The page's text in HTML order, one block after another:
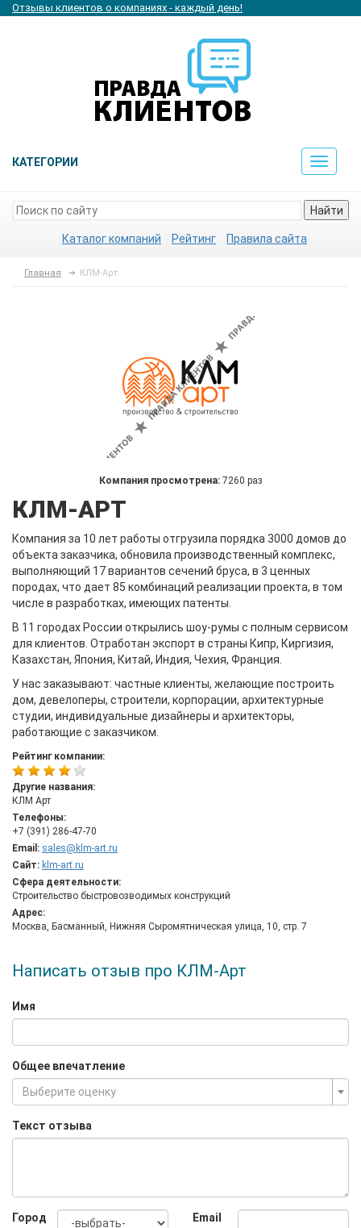
Отзывы клиентов о компаниях - каждый день!
КАТЕГОРИИ
Toggle
Найти
Каталог компаний Рейтинг Правила сайта
Главная КЛМ-Арт
Компания просмотрена: 7260 раз
КЛМ-АРТ
Компания за 10 лет работы отгрузила порядка 3000 домов до
объекта заказчика, обновила производственный комплекс,
выполняющий 17 вариантов сечений бруса, в 3 ценных
породах, что дает 85 комбинаций реализации проекта, в том
числе в разработках, имеющих патенты.
В 11 городах России открылись шоу-румы с полным сервисом
для клиентов. Отработан экспорт в страны Кипр, Киргизия,
Казахстан, Япония, Китай, Индия, Чехия, Франция.
У нас заказывают: частные клиенты, желающие построить
дом, девелоперы, строители, корпорации, архитектурные
студии, индивидуальные дизайнеры и архитекторы,
работающие с заказчиком.
Рейтинг компании:
Другие названия:
КЛМ Арт
Телефоны:
+7 (391) 286-47-70
Email: sales@klm-art.ru
Сайт: klm-art.ru
Сфера деятельности:
Строительство быстровозводимых конструкций
Адрес:
Москва, Басманный, Нижняя Сыромятническая улица, 10, стр. 7
Написать отзыв про КЛМ-Арт
Имя
Общее впечатление
Выберите оценку
Текст отзыва
Город Email